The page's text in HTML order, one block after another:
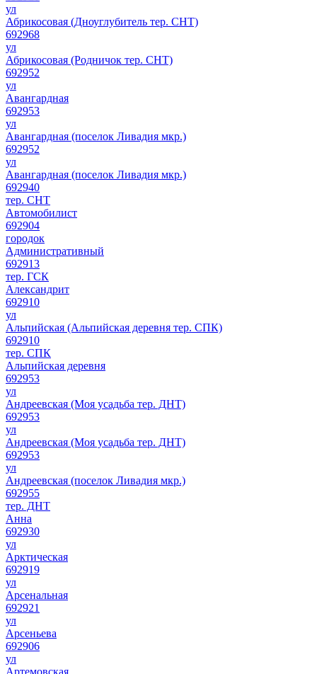
ул
Абрикосовая (Дноуглубитель тер. СНТ)
692968
ул
Абрикосовая (Родничок тер. СНТ)
692952
ул
Авангардная
692953
ул
Авангардная (поселок Ливадия мкр.)
692952
ул
Авангардная (поселок Ливадия мкр.)
692940
тер. СНТ
Автомобилист
692904
городок
Административный
692913
тер. ГСК
Александрит
692910
ул
Альпийская (Альпийская деревня тер. СПК)
692910
тер. СПК
Альпийская деревня
692953
ул
Андреевская (Моя усадьба тер. ДНТ)
692953
ул
Андреевская (Моя усадьба тер. ДНТ)
692953
ул
Андреевская (поселок Ливадия мкр.)
692955
тер. ДНТ
Анна
692930
ул
Арктическая
692919
ул
Арсенальная
692921
ул
Арсеньева
692906
ул
Артемовская